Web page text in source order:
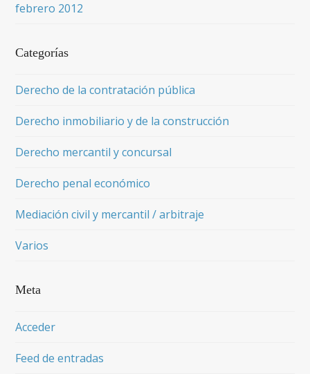
febrero 2012
Categorías
Derecho de la contratación pública
Derecho inmobiliario y de la construcción
Derecho mercantil y concursal
Derecho penal económico
Mediación civil y mercantil / arbitraje
Varios
Meta
Acceder
Feed de entradas